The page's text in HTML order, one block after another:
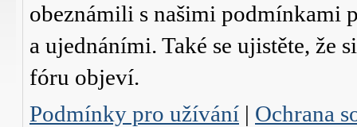
obeznámili s našimi podmínkami
a ujednáními. Také se ujistěte, že
fóru objeví.
Podmínky pro užívání | Ochrana